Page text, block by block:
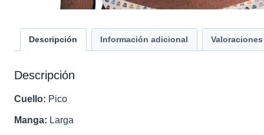
Descripción Información adicional
Descripción
Cuello: Pico
Manga: Larga